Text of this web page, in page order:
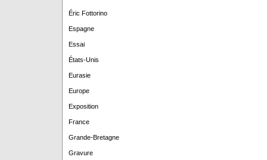
Éric Fottorino
Espagne
Essai
États-Unis
Eurasie
Europe
Exposition
France
Grande-Bretagne
Gravure